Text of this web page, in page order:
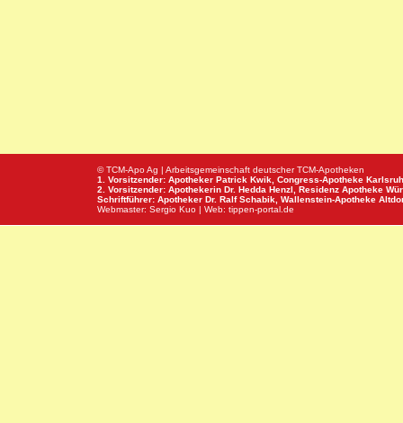
© TCM-Apo Ag | Arbeitsgemeinschaft deutscher TCM-Apotheken
1. Vorsitzender: Apotheker Patrick Kwik, Congress-Apotheke
2. Vorsitzender: Apothekerin Dr. Hedda Henzl, Residenz Apotheke
Schriftführer: Apotheker Dr. Ralf Schabik, Wallenstein-Apotheke
Webmaster: Sergio Kuo | Web: tippen-portal.de